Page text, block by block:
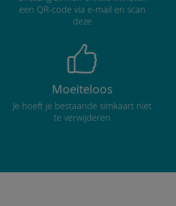
een QR-code via e-mail en scan
deze
Moeiteloos
Je hoeft je bestaande simkaart niet
te verwijderen